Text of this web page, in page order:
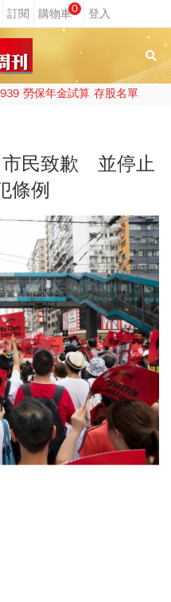
0
勞保年金試算 存股名單
市民致歉 並停止
條例